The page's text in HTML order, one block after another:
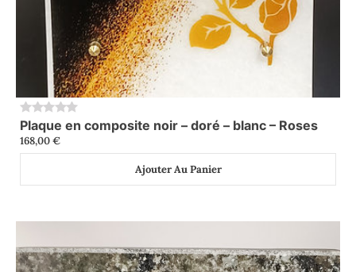
0
Plaque en composite noir – doré – blanc – Roses
168,00€
Ajouter Au Panier